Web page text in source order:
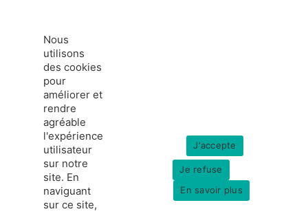
Nous
utilisons
des cookies
pour
améliorer et
rendre
agréable
l'expérience
utilisateur
sur notre
site. En
naviguant
sur ce site,
J'accepte
Je refuse
En savoir plus